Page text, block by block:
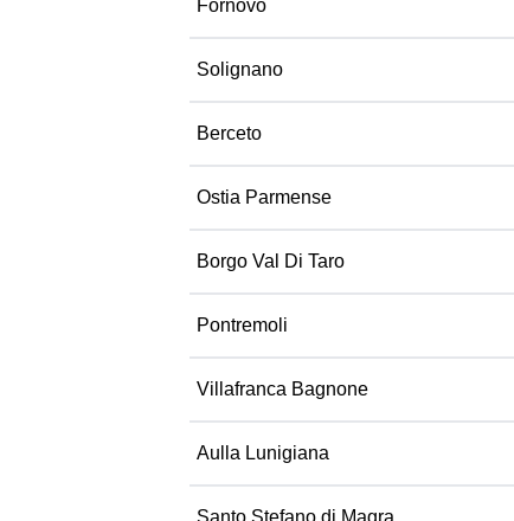
Fornovo
Solignano
Berceto
Ostia Parmense
Borgo Val Di Taro
Pontremoli
Villafranca Bagnone
Aulla Lunigiana
Santo Stefano di Magra